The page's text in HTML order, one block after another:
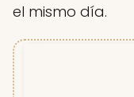
el mismo día.